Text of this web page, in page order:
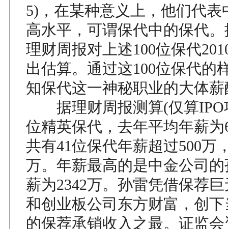
5)，在某种意义上，他们代表
高水平，可谓保代中的保代
理财周报对上述100位保代
出估算。通过这100位保代的
知保代这一神秘职业的大体
据理财周报测算(仅算IPO
位精英保代，去年平均年薪为
共有41位保代年薪超过500万
万。年薪最高的是中金公司
薪为2342万。孙雷凭借保荐
和创业板公司东方财富，创
的保荐承销收入之最。证监